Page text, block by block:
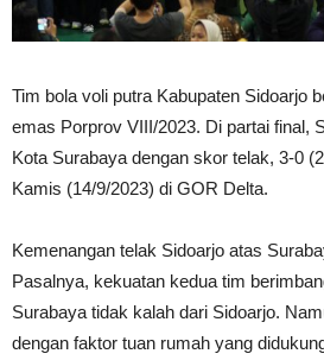
Tim bola voli putra Kabupaten Sidoarjo
emas Porprov VIII/2023. Di partai final,
Kota Surabaya dengan skor telak, 3-0
Kamis (14/9/2023) di GOR Delta.
Kemenangan telak Sidoarjo atas
Pasalnya, kekuatan kedua tim
Surabaya tidak kalah dari Sidoarjo.
dengan faktor tuan rumah yang